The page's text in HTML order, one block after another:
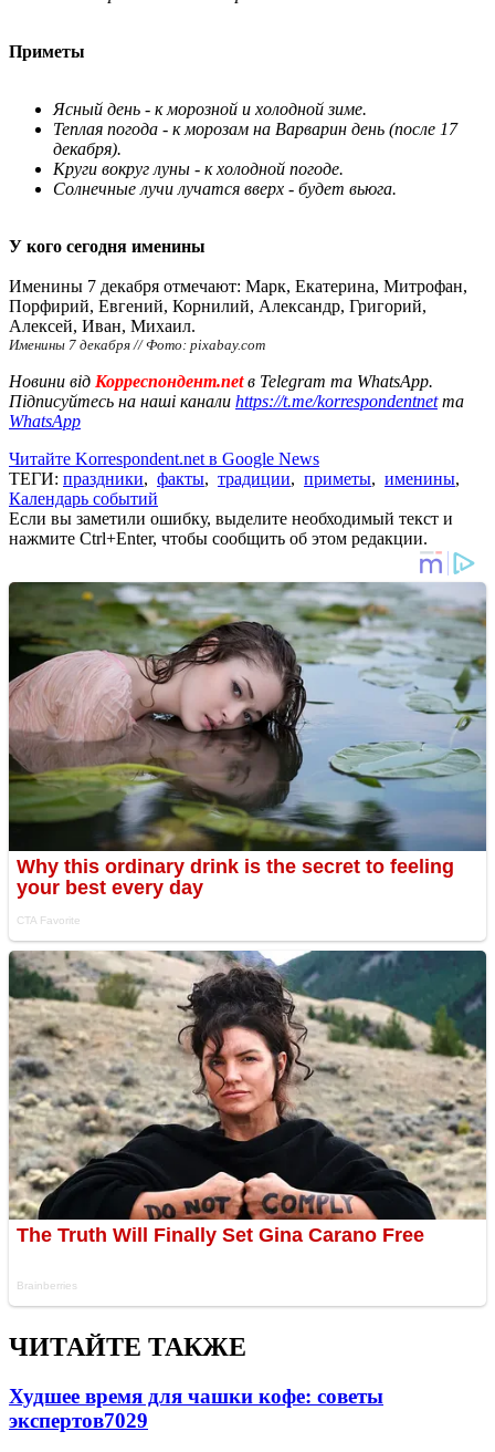
Приметы
Ясный день - к морозной и холодной зиме.
Теплая погода - к морозам на Варварин день (после 17
декабря).
Круги вокруг луны - к холодной погоде.
Солнечные лучи лучатся вверх - будет вьюга.
У кого сегодня именины
Именины 7 декабря отмечают: Марк, Екатерина, Митрофан,
Порфирий, Евгений, Корнилий, Александр, Григорий,
Алексей, Иван, Михаил.
Именины 7 декабря // Фото: pixabay.com
Новини від Корреспондент.netв Telegram та WhatsApp.
Підписуйтесь на наші канали https://t.me/korrespondentnetта
WhatsApp
Читайте Korrespondent.net в Google News
ТЕГИ: праздники, факты, традиции, приметы, именины,
Календарь событий
Если вы заметили ошибку, выделите необходимый текст и
нажмите Ctrl+Enter, чтобы сообщить об этом редакции.
ЧИТАЙТЕ ТАКЖЕ
Худшее время для чашки кофе: советы
экспертов7029